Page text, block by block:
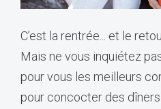
C’est la rentrée... et le
Mais ne vous inquiétez
pour vous les meilleurs
pour concocter des